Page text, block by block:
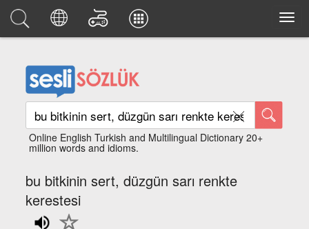
Online English Turkish and Multilingual Dictionary 20+
million words and idioms.
bu bitkinin sert, düzgün sarı renkte
kerestesi